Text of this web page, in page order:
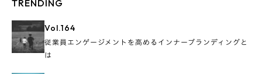
TRENDING
Vol.164
従業員エンゲージメントを高めるインナーブランディングと
は